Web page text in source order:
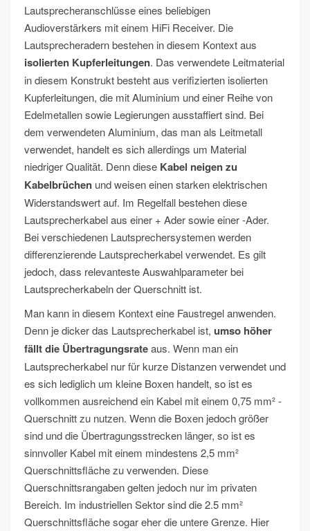
Lautsprecheranschlüsse eines beliebigen
Audioverstärkers mit einem HiFi Receiver. Die
Lautsprecheradern bestehen in diesem Kontext aus
isolierten Kupferleitungen. Das verwendete Leitmaterial
in diesem Konstrukt besteht aus verifizierten isolierten
Kupferleitungen, die mit Aluminium und einer Reihe von
Edelmetallen sowie Legierungen ausstaffiert sind. Bei
dem verwendeten Aluminium, das man als Leitmetall
verwendet, handelt es sich allerdings um Material
niedriger Qualität. Denn diese Kabel neigen zu
Kabelbrüchen und weisen einen starken elektrischen
Widerstandswert auf. Im Regelfall bestehen diese
Lautsprecherkabel aus einer + Ader sowie einer -Ader.
Bei verschiedenen Lautsprechersystemen werden
differenzierende Lautsprecherkabel verwendet. Es gilt
jedoch, dass relevanteste Auswahlparameter bei
Lautsprecherkabeln der Querschnitt ist.
Man kann in diesem Kontext eine Faustregel anwenden.
Denn je dicker das Lautsprecherkabel ist, umso höher
fällt die Übertragungsrateaus. Wenn man ein
Lautsprecherkabel nur für kurze Distanzen verwendet und
es sich lediglich um kleine Boxen handelt, so ist es
vollkommen ausreichend ein Kabel mit einem 0,75 mm² -
Querschnitt zu nutzen. Wenn die Boxen jedoch größer
sind und die Übertragungsstrecken länger, so ist es
sinnvoller Kabel mit einem mindestens 2,5 mm²
Querschnittsfläche zu verwenden. Diese
Querschnittsrangaben gelten jedoch nur im privaten
Bereich. Im industriellen Sektor sind die 2.5 mm²
Querschnittsfläche sogar eher die untere Grenze. Hier